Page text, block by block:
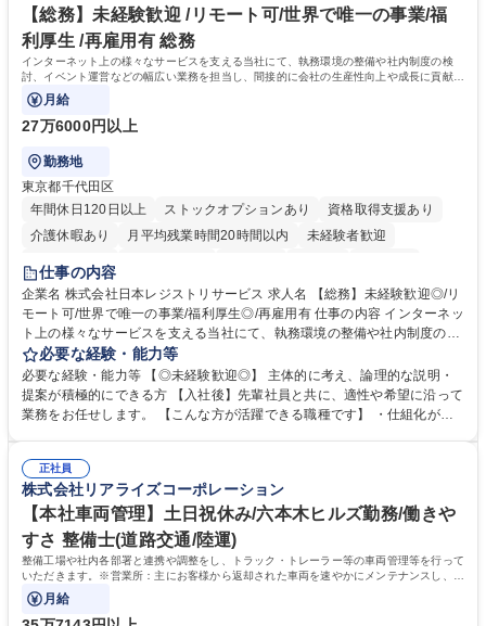
【総務】未経験歓迎 /リモート可/世界で唯一の事業/福
利厚生 /再雇用有 総務
インターネット上の様々なサービスを支える当社にて、執務環境の整備や社内制度の検
討、イベント運営などの幅広い業務を担当し、間接的に会社の生産性向上や成長に貢献し
ている部署です。
月給
27万6000円以上
勤務地
東京都千代田区
年間休日120日以上
ストックオプションあり
資格取得支援あり
介護休暇あり
月平均残業時間20時間以内
未経験者歓迎
住宅手当あり
完全週休2日制
交通費支給 駅近5分以内 土日祝休み 服装自由
仕事の内容
企業名 株式会社日本レジストリサービス 求人名 【総務】未経験歓迎◎/リ
モート可/世界で唯一の事業/福利厚生◎/再雇用有 仕事の内容 インターネッ
ト上の様々なサービスを支える当社にて、執務環境の整備や社内制度の検
討、イベント運営などの幅広い業務を担当し、間接的に会社の生産性向上
や成長に貢献している部署です。 会社の全メンバーが安心して長く成果を
発揮できる環境を整えるために、毎日のメンテナンスや維持管理に加え、
新たな施策検討を積極的に行っていただき、会社全体を巻き込み課題解決
幅広い業務の体得が可能で、多様なキャリアパスを描くことも可能です。
募集職種 【総務】未経験歓迎◎/リモート可/世界で唯一の事業/福利厚生◎/
再雇用有
必要な経験・能力等
必要な経験・能力等 【◎未経験歓迎◎】 主体的に考え、論理的な説明・
提案が積極的にできる方 【入社後】先輩社員と共に、適性や希望に沿って
業務をお任せします。 【こんな方が活躍できる職種です】 ・仕組化が好
対処できる・新しいことに興味関心がある 【魅力】■自己啓発支援：資格
取得や通信教育など費用の80%（年間25万円まで）を補助 ■住宅手当：家
賃の50%（月額7万円まで）を補助 学歴・資格 学歴：大学院 大学 語学
力： 資格：
正社員
株式会社リアライズコーポレーション
【本社車両管理】土日祝休み/六本木ヒルズ勤務/働きや
すさ 整備士(道路交通/陸運)
整備工場や社内各部署と連携や調整をし、トラック・トレーラー等の車両管理等を行って
いただきます。※営業所：主にお客様から返却された車両を速やかにメンテナンスし、次
のお客様にお貸し出しするための拠点
月給